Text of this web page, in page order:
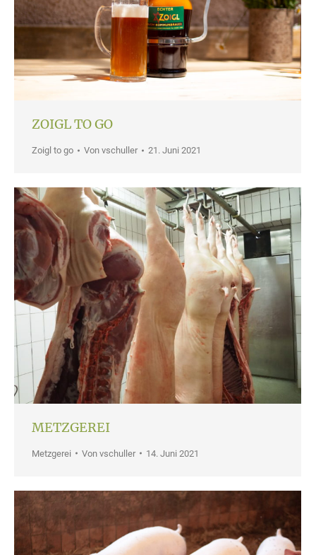
ZOIGL TO GO
Zoigl to go Von vschuller 21. Juni 2021
METZGEREI
Metzgerei Von vschuller 14. Juni 2021